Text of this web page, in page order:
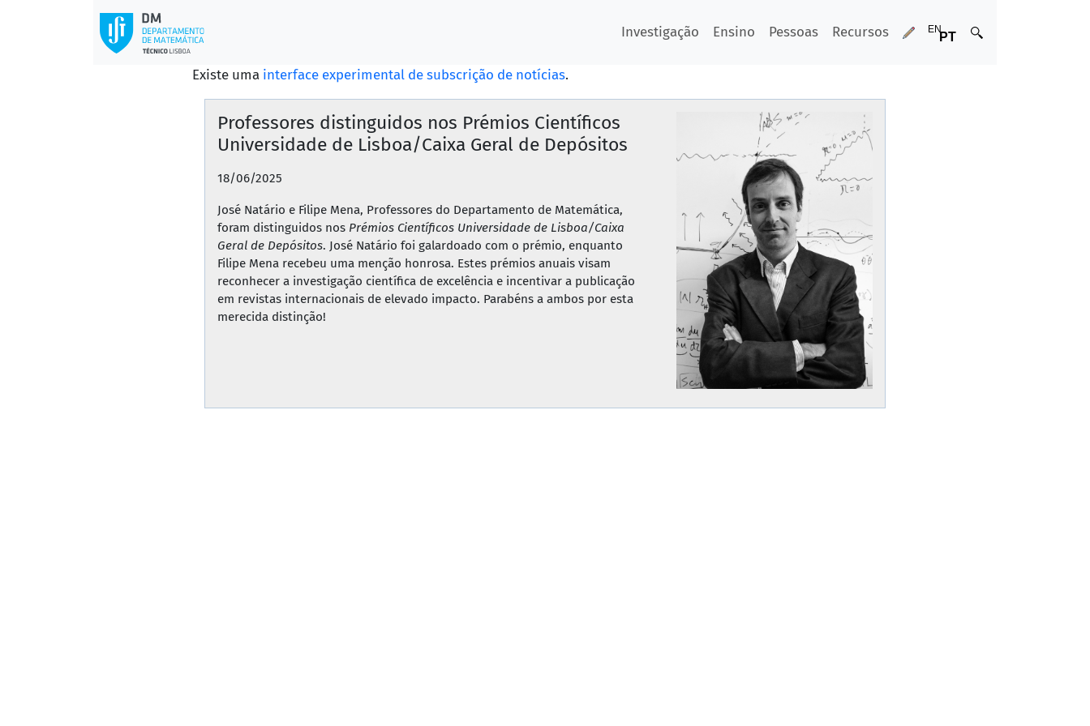
Investigação Ensino Pessoas Recursos
Existe uma interface experimental de subscrição de notícias.
Professores distinguidos nos Prémios Científicos
Universidade de Lisboa/Caixa Geral de Depósitos
18/06/2025
José Natário e Filipe Mena, Professores do Departamento de Matemática,
foram distinguidos nos Prémios Científicos Universidade de Lisboa/Caixa
Geral de Depósitos. José Natário foi galardoado com o prémio, enquanto
Filipe Mena recebeu uma menção honrosa. Estes prémios anuais visam
reconhecer a investigação científica de excelência e incentivar a publicação
em revistas internacionais de elevado impacto. Parabéns a ambos por esta
merecida distinção!